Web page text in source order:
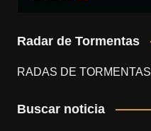
Radar de Tormentas
RADAS DE TORMENTAS
Buscar noticia